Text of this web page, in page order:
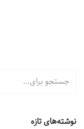
نوشته‌های تازه